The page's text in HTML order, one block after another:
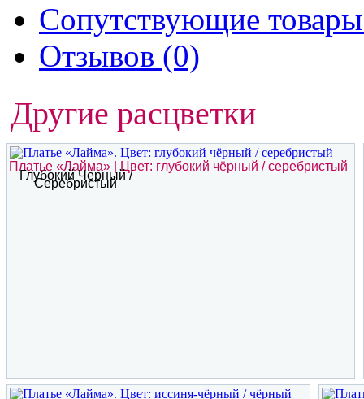
Сопутствующие
Отзывов (0)
Другие расцветки
Платье «Лайма» | Цвет: глубокий чёрный / серебристый
Глубокий Чёрный /
Серебристый